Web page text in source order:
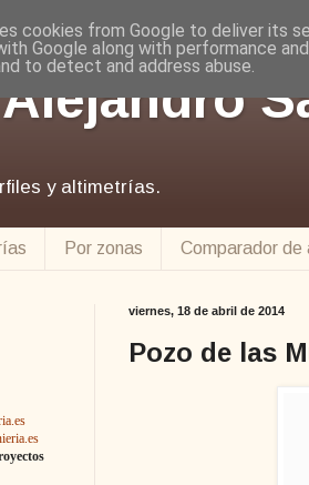
y altimetrías.
Por zonas Comparador de
viernes, 18 de abril de 2014
Pozo de las
cookies from Google to deliver its
Google along with performance
to detect and address abuse.